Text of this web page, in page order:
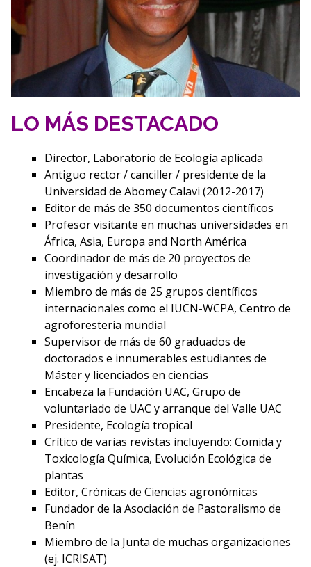
LO MÁS DESTACADO
Director, Laboratorio de Ecología aplicada
Antiguo rector / canciller / presidente de la
Universidad de Abomey Calavi (2012-2017)
Editor de más de 350 documentos científicos
Profesor visitante en muchas universidades en
África, Asia, Europa and North América
Coordinador de más de 20 proyectos de
investigación y desarrollo
Miembro de más de 25 grupos científicos
internacionales como el IUCN-WCPA, Centro de
agroforestería mundial
Supervisor de más de 60 graduados de
doctorados e innumerables estudiantes de
Máster y licenciados en ciencias
Encabeza la Fundación UAC, Grupo de
voluntariado de UAC y arranque del Valle UAC
Presidente, Ecología tropical
Crítico de varias revistas incluyendo: Comida y
Toxicología Química, Evolución Ecológica de
plantas
Editor, Crónicas de Ciencias agronómicas
Fundador de la Asociación de Pastoralismo de
Benín
Miembro de la Junta de muchas organizaciones
(ej. ICRISAT)